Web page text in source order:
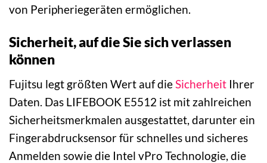
von Peripheriegeräten ermöglichen.
Sicherheit, auf die Sie sich verlassen
können
Fujitsu legt größten Wert auf dieSicherheit Ihrer
Daten. Das LIFEBOOK E5512 ist mit zahlreichen
Sicherheitsmerkmalen ausgestattet, darunter ein
Fingerabdrucksensor für schnelles und sicheres
Anmelden sowie die Intel vPro Technologie, die